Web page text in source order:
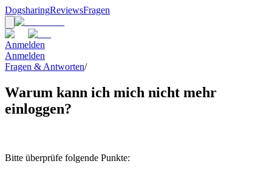
DogsharingReviewsFragen
Anmelden
Anmelden
Fragen & Antworten/
Warum kann ich mich nicht mehr
einloggen?
Bitte überprüfe folgende Punkte: